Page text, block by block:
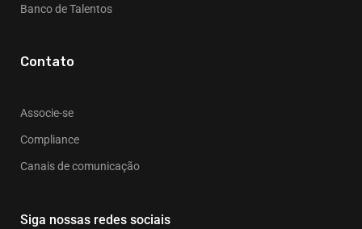
Banco de Talentos
Contato
Associe-se
Compliance
Canais de comunicação
Siga nossas redes sociais